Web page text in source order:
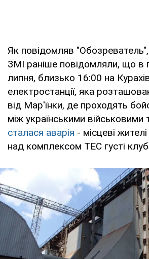
Як повідомляв "Обозреватель",
ЗМІ раніше повідомляли, що в
липня, близько 16:00 на
електростанції, яка
від Мар'їнки, де проходять
між українськими військовими
сталася аварія - місцеві
над комплексом ТЕС густі